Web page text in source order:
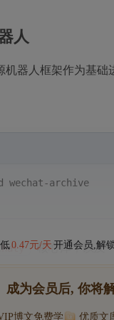
人
器人框架作为基础
wechat-archive
核心库，以及
0.47元/天 开通会员,解
成为会员后, 你将
博文免费学 优质文